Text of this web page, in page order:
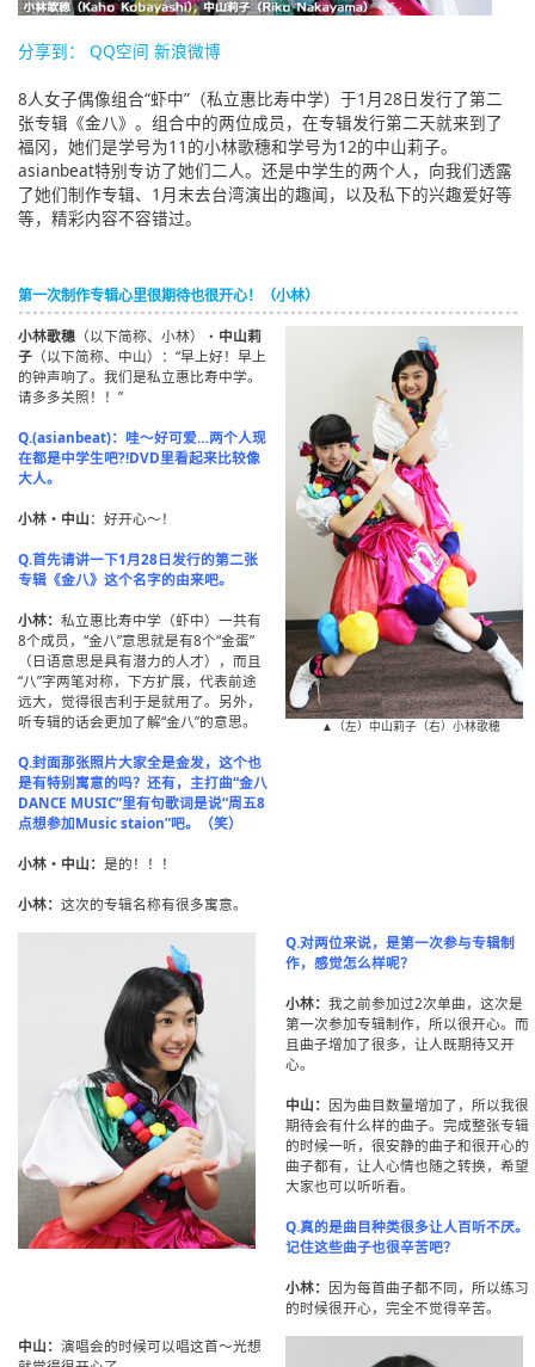
分享到： QQ空间 新浪微博
8人女子偶像组合“虾中”（私立惠比寿中学）于1月28日发行了第二
张专辑《金八》。组合中的两位成员，在专辑发行第二天就来到了
福冈，她们是学号为11的小林歌穗和学号为12的中山莉子。
asianbeat特别专访了她们二人。还是中学生的两个人，向我们透露
了她们制作专辑、1月末去台湾演出的趣闻，以及私下的兴趣爱好等
等，精彩内容不容错过。
第一次制作专辑心里很期待也很开心！（小林）
小林歌穗 （以下简称、小林）・ 中山莉
子 （以下简称、中山）：“早上好！早上
的钟声响了。我们是私立惠比寿中学。
请多多关照！！”
Q.(asianbeat)：哇～好可爱…两个人现
在都是中学生吧?!DVD里看起来比较像
大人。
小林・中山：好开心～！
Q.首先请讲一下1月28日发行的第二张
专辑《金八》这个名字的由来吧。
小林： 私立惠比寿中学（虾中）一共有
8个成员，“金八”意思就是有8个“金蛋”
（日语意思是具有潜力的人才），而且
“八”字两笔对称，下方扩展，代表前途
远大，觉得很吉利于是就用了。另外，
听专辑的话会更加了解“金八”的意思。
Q.封面那张照片大家全是金发，这个也
是有特别寓意的吗？还有，主打曲“金八
DANCE MUSIC”里有句歌词是说“周五8
点想参加Music staion”吧。（笑）
小林・中山： 是的！！！
小林： 这次的专辑名称有很多寓意。
▲（左）中山莉子（右）小林歌穂
Q.对两位来说，是第一次参与专辑制
作，感觉怎么样呢？
小林： 我之前参加过2次单曲，这次是
第一次参加专辑制作，所以很开心。而
且曲子增加了很多，让人既期待又开
心。
中山： 因为曲目数量增加了，所以我很
期待会有什么样的曲子。完成整张专辑
的时候一听，很安静的曲子和很开心的
曲子都有，让人心情也随之转换，希望
大家也可以听听看。
Q.真的是曲目种类很多让人百听不厌。
记住这些曲子也很辛苦吧？
小林： 因为每首曲子都不同，所以练习
的时候很开心，完全不觉得辛苦。
中山： 演唱会的时候可以唱这首～光想